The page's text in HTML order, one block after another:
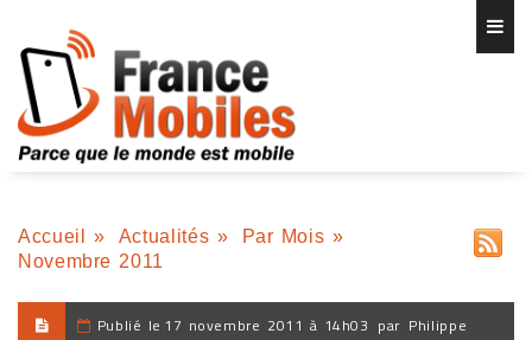
Accueil » Actualités » Par Mois »
Novembre 2011
Publié le 17 novembre 2011 à 14h03 par Philippe